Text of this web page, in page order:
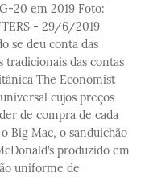
20 em 2019 Foto:
- 29/6/2019
se deu conta das
tradicionais das contas
The Economist
cujos preços
de compra de cada
Big Mac, o sanduichão
produzido em
uniforme de